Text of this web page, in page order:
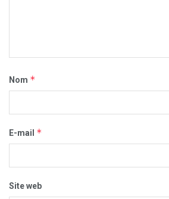
Nom *
E-mail *
Site web